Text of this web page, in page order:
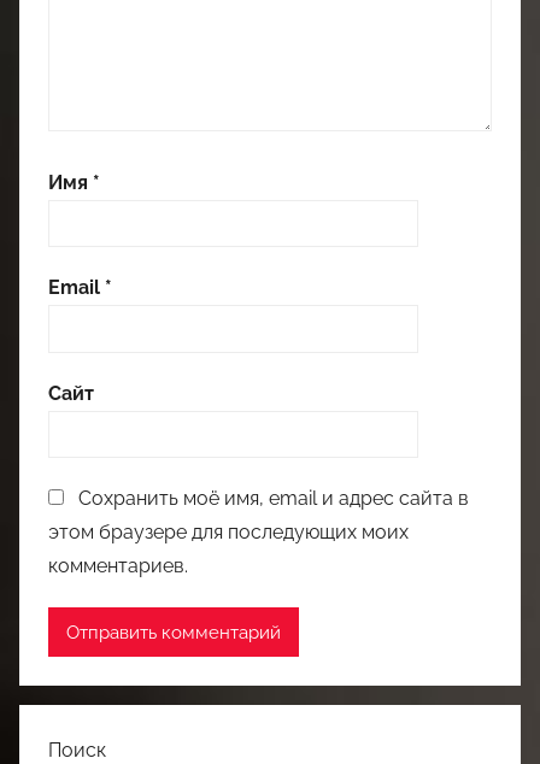
Имя *
Email *
Сайт
Сохранить моё имя, email и адрес сайта в
этом браузере для последующих моих
комментариев.
Поиск